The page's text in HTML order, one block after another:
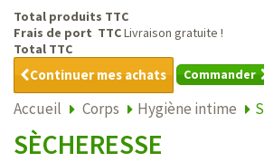
Total produits TTC
Frais de port TTCLivraison gratuite !
Total TTC
Continuer mes achats Commander
Accueil Corps Hygiène intime
SÈCHERESSE